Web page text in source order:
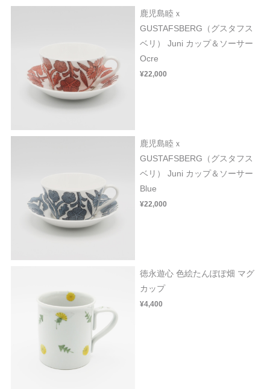
鹿児島睦ｘ
GUSTAFSBERG（グスタフス
ベリ） Juni カップ＆ソーサー
Ocre
¥22,000
鹿児島睦ｘ
GUSTAFSBERG（グスタフス
ベリ） Juni カップ＆ソーサー
Blue
¥22,000
徳永遊心 色絵たんぽぽ畑 マグ
カップ
¥4,400